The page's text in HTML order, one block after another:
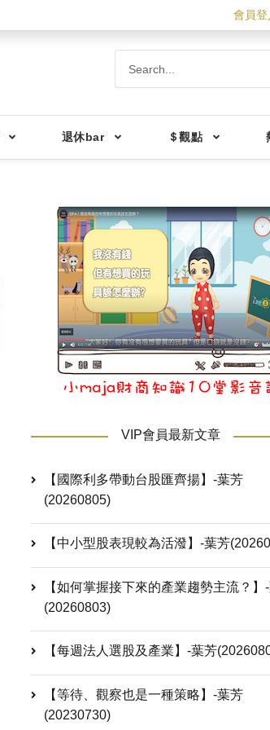
會員
退休bar ＄觀點
VIP會員最新文章
【國際利多帶動台股匯齊揚】-葉芳
(20260805)
【中小型股表現較為活潑】-葉芳
【如何掌握接下來的產業趨勢主流？】
(20260803)
【每週法人選股及產業】-葉芳
【等待、觀察也是一種策略】-葉芳
(20230730)